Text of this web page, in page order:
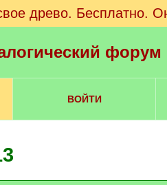
древо. Бесплатно.
ВОЙТИ